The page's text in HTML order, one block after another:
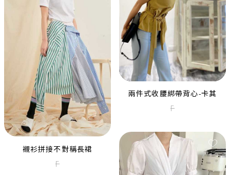
紅色亮片細肩包臀短洋裝
M
NOOKIE香檳金亮片魚尾長洋
XXS
兩件式收腰綁帶背心-卡其
F
襯衫拼接不對稱長裙
F